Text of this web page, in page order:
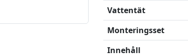
Vattentät
Monteringsset
Innehåll